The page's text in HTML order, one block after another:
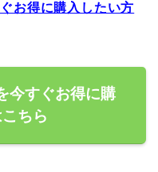
お得に購入したい方
今すぐお得に購
ちら